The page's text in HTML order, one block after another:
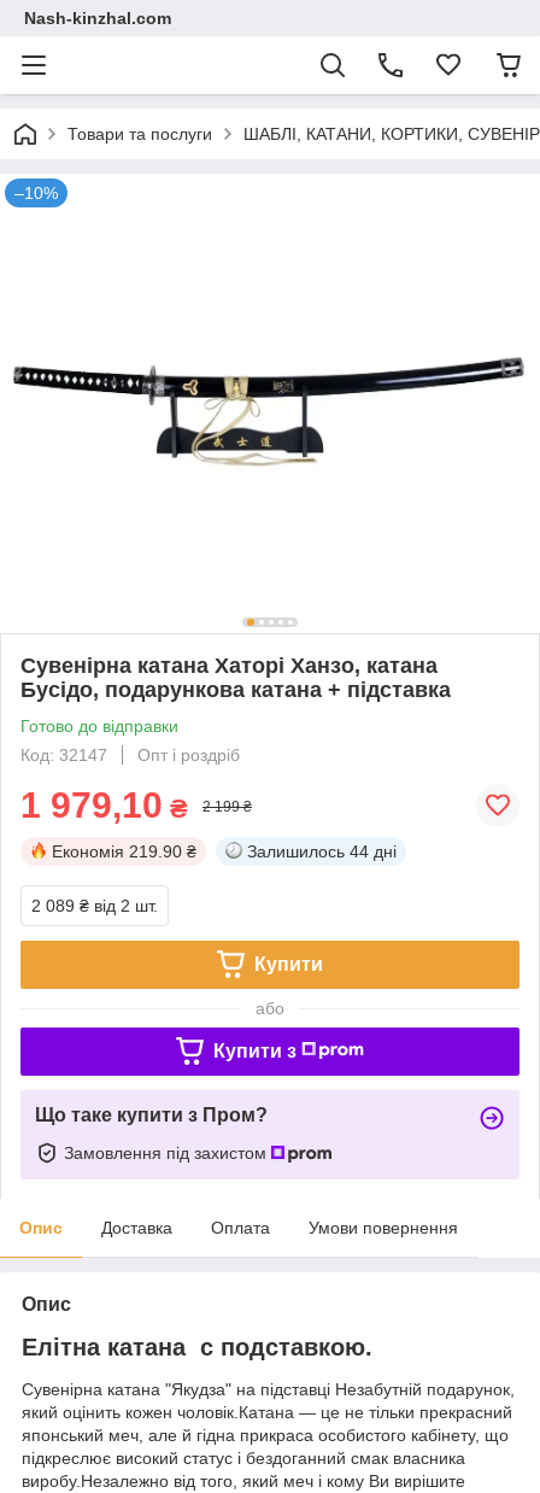
Nash-kinzhal.com
Товари та послуги ШАБЛІ, КАТАНИ, КОРТИКИ,
–10%
Сувенірна катана Хаторі Ханзо, катана
Бусідо, подарункова катана + підставка
Готово до відправки
Код: 32147
Опт і роздріб
1 979,10 ₴ 2 199 ₴
Економія 219.90 ₴ Залишилось 44 дні
2 089 ₴ від 2 шт.
Купити
або
Купити з
Що таке купити з Пром?
Замовлення під захистом
Опис Доставка Оплата Умови повернення
Опис
Елітна катана с подставкою.
Сувенірна катана "Якудза" на підставці Незабутній подарунок,
який оцінить кожен чоловік.Катана — це не тільки прекрасний
японський меч, але й гідна прикраса особистого кабінету, що
підкреслює високий статус і бездоганний смак власника
виробу.Незалежно від того, який меч і кому Ви вирішите